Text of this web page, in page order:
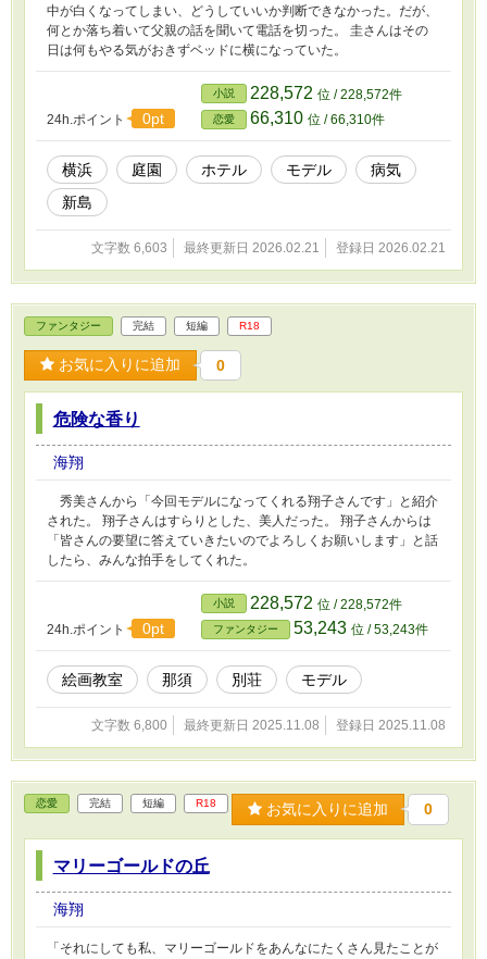
中が白くなってしまい、どうしていいか判断できなかった。だが、
何とか落ち着いて父親の話を聞いて電話を切った。 圭さんはその
日は何もやる気がおきずベッドに横になっていた。
24h.ポイント 0pt
小説 228,572 位 / 228,572件
恋愛 66,310 位 / 66,310件
横浜 庭園 ホテル モデル
病気
新島
文字数 6,603 最終更新日 2026.02.21 登録日 2026.02.21
ファンタジー 完結 短編 R18
お気に入りに追加 0
危険な香り
海翔
秀美さんから「今回モデルになってくれる翔子さんです」と紹介
された。 翔子さんはすらりとした、美人だった。 翔子さんからは
「皆さんの要望に答えていきたいのでよろしくお願いします」と話
したら、みんな拍手をしてくれた。
24h.ポイント 0pt
小説 228,572 位 / 228,572件
ファンタジー 53,243 位 / 53,243件
絵画教室 那須 別荘 モデル
文字数 6,800 最終更新日 2025.11.08 登録日 2025.11.08
恋愛 完結 短編 R18 お気に入りに追加 0
マリーゴールドの丘
海翔
「それにしても私、マリーゴールドをあんなにたくさん見たことが